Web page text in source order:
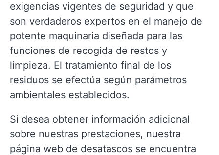
exigencias vigentes de seguridad y que
son verdaderos expertos en el manejo de
potente maquinaria diseñada para las
funciones de recogida de restos y
limpieza. El tratamiento final de los
residuos se efectúa según parámetros
ambientales establecidos.
Si desea obtener información adicional
sobre nuestras prestaciones, nuestra
página web de desatascos se encuentra